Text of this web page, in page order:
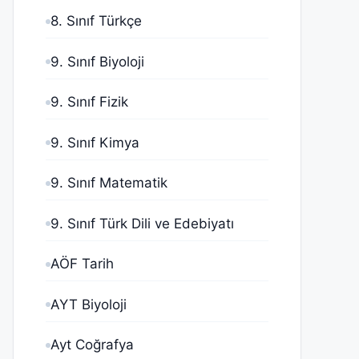
8. Sınıf Türkçe
9. Sınıf Biyoloji
9. Sınıf Fizik
9. Sınıf Kimya
9. Sınıf Matematik
9. Sınıf Türk Dili ve Edebiyatı
AÖF Tarih
AYT Biyoloji
Ayt Coğrafya